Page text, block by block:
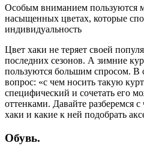
Особым вниманием пользуются
насыщенных цветах, которые
индивидуальность
Цвет хаки не теряет своей
последних сезонов. А зимние
пользуются большим спросом. В
вопрос: «с чем носить такую
специфический и сочетать его
оттенками. Давайте разберемся
хаки и какие к ней подобрать
Обувь.